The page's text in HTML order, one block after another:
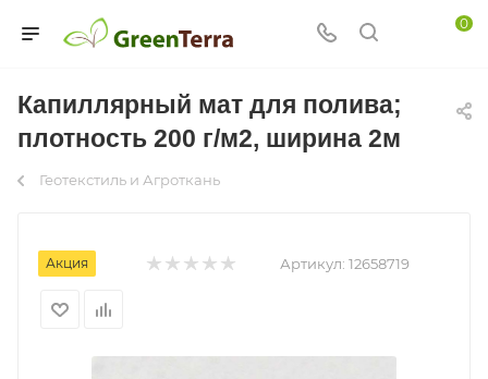
0
Капиллярный мат для полива;
плотность 200 г/м2, ширина 2м
Геотекстиль и Агроткань
Акция Артикул: 12658719